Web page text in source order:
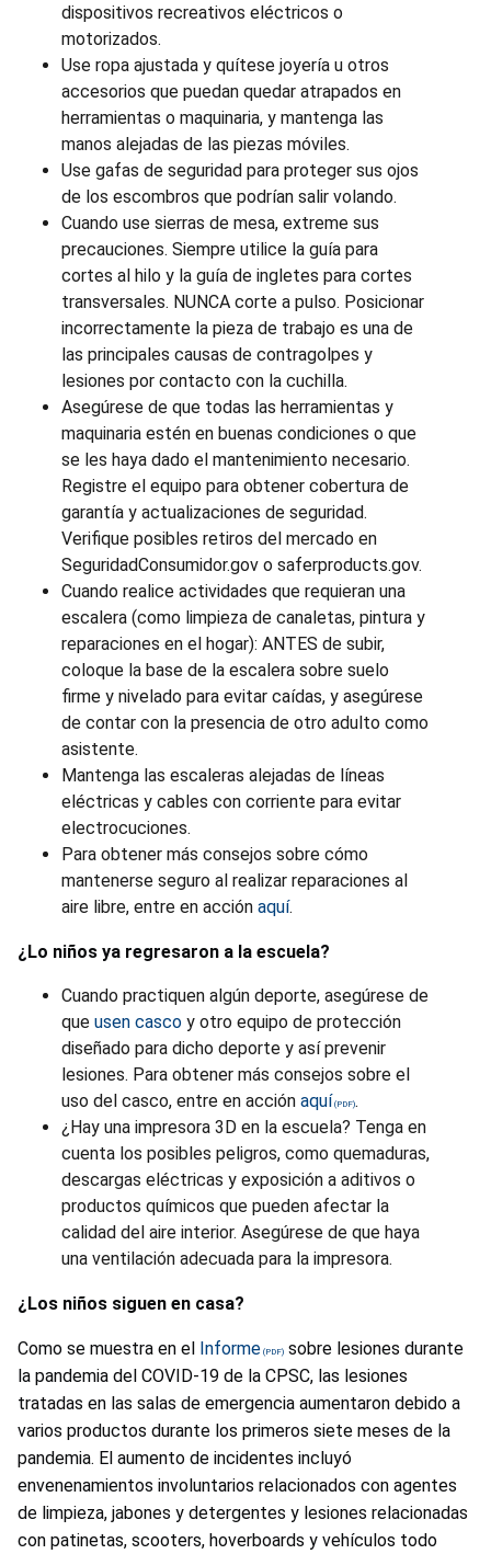
dispositivos recreativos eléctricos o
motorizados.
Use ropa ajustada y quítese joyería u otros
accesorios que puedan quedar atrapados en
herramientas o maquinaria, y mantenga las
manos alejadas de las piezas móviles.
Use gafas de seguridad para proteger sus ojos
de los escombros que podrían salir volando.
Cuando use sierras de mesa, extreme sus
precauciones. Siempre utilice la guía para
cortes al hilo y la guía de ingletes para cortes
transversales. NUNCA corte a pulso. Posicionar
incorrectamente la pieza de trabajo es una de
las principales causas de contragolpes y
lesiones por contacto con la cuchilla.
Asegúrese de que todas las herramientas y
maquinaria estén en buenas condiciones o que
se les haya dado el mantenimiento necesario.
Registre el equipo para obtener cobertura de
garantía y actualizaciones de seguridad.
Verifique posibles retiros del mercado en
SeguridadConsumidor.gov o saferproducts.gov.
Cuando realice actividades que requieran una
escalera (como limpieza de canaletas, pintura y
reparaciones en el hogar): ANTES de subir,
coloque la base de la escalera sobre suelo
firme y nivelado para evitar caídas, y asegúrese
de contar con la presencia de otro adulto como
asistente.
Mantenga las escaleras alejadas de líneas
eléctricas y cables con corriente para evitar
electrocuciones.
Para obtener más consejos sobre cómo
mantenerse seguro al realizar reparaciones al
aire libre, entre en acción aquí.
¿Lo niños ya regresaron a la escuela?
Cuando practiquen algún deporte, asegúrese de
que usen casco y otro equipo de protección
diseñado para dicho deporte y así prevenir
lesiones. Para obtener más consejos sobre el
uso del casco, entre en acción aquí
.
¿Hay una impresora 3D en la escuela? Tenga en
cuenta los posibles peligros, como quemaduras,
descargas eléctricas y exposición a aditivos o
productos químicos que pueden afectar la
calidad del aire interior. Asegúrese de que haya
una ventilación adecuada para la impresora.
¿Los niños siguen en casa?
Como se muestra en el Informe
sobre lesiones durante
la pandemia del COVID-19 de la CPSC, las lesiones
tratadas en las salas de emergencia aumentaron debido a
varios productos durante los primeros siete meses de la
pandemia. El aumento de incidentes incluyó
envenenamientos involuntarios relacionados con agentes
de limpieza, jabones y detergentes y lesiones relacionadas
con patinetas, scooters, hoverboards y vehículos todo